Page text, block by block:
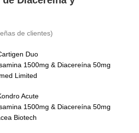
de clientes)
Duo
1500mg & Diacereína 50mg
Limited
Acute
1500mg & Diacereína 50mg
Biotech